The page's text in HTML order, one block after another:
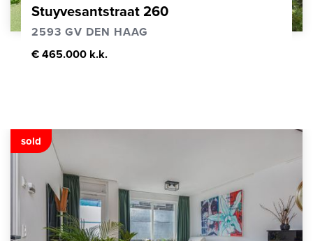
Stuyvesantstraat 260
2593 GV DEN HAAG
€ 465.000 k.k.
sold